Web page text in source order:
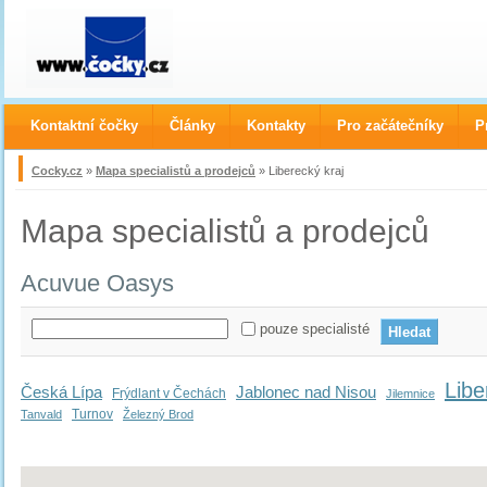
Cocky.cz » Mapa specialistů a prodejců » Liberecký kraj
Mapa specialistů a prodejců
Acuvue Oasys
pouze specialisté
Česká Lípa Frýdlant v Čechách Jablonec nad Nisou Jilemnice
Tanvald Turnov Železný Brod
Kontaktní čočky Články Kontakty Pro začátečníky